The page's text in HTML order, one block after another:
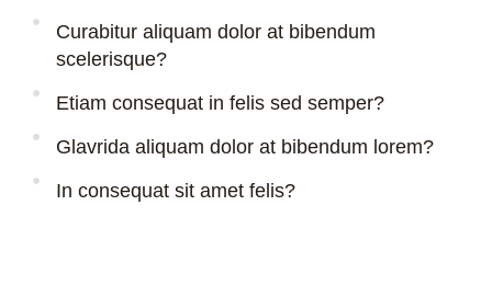
Curabitur aliquam dolor at bibendum
scelerisque?
Etiam consequat in felis sed semper?
Glavrida aliquam dolor at bibendum lorem?
In consequat sit amet felis?